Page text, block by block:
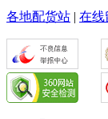
各地配货站 | 在线